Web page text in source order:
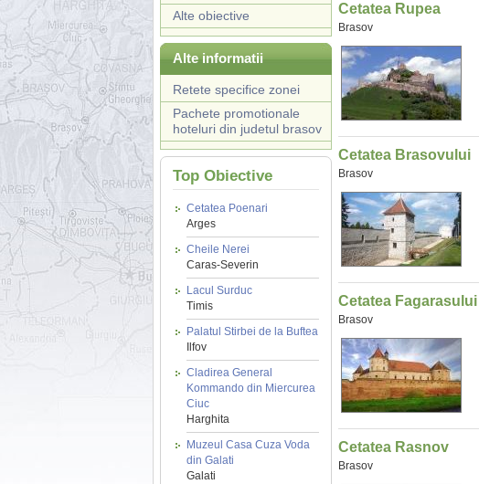
Alte obiective
Alte informatii
Retete specifice zonei
Pachete promotionale
hoteluri din judetul brasov
Top Obiective
Cetatea Poenari
Arges
Cheile Nerei
Caras-Severin
Lacul Surduc
Timis
Palatul Stirbei de la Buftea
Ilfov
Cladirea General
Kommando din Miercurea
Ciuc
Harghita
Muzeul Casa Cuza Voda
din Galati
Galati
Cetatea Rupea
Brasov
Cetatea Brasovului
Brasov
Cetatea Fagarasului
Brasov
Cetatea Rasnov
Brasov